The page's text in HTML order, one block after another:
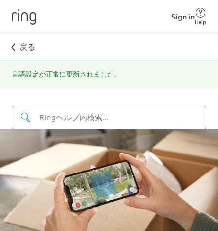
Sign in
Help
戻る
言語‍設定が正常に更新‍されました。